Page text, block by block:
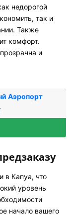
недорогой
так и
Также
комфорт.
и
Аэропорт
в Капуа, что
уровень
начало вашего